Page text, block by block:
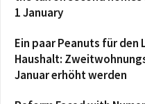
1 January
Ein paar Peanuts für den
Haushalt:
Januar erhöht werden